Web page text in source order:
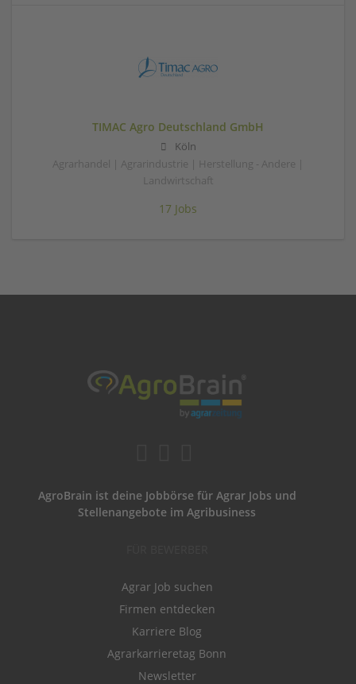
TIMAC Agro Deutschland GmbH
Köln
Agrarhandel | Agrarindustrie | Herstellung - Andere |
Landwirtschaft
17 Jobs
AgroBrain ist deine Jobbörse für Agrar Jobs und
Stellenangebote im Agribusiness
Agrar Job suchen
Firmen entdecken
Karriere Blog
Agrarkarrieretag Bonn
Newsletter